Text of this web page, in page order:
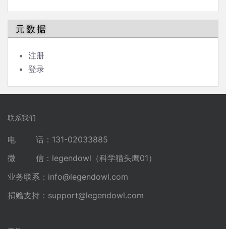
元数据
注册
登录
联系我们
电 话：131-02033885
微 信：legendowl（科学猫头鹰01）
业务联系： info@legendowl.com
捐赠支持： support@legendowl.com